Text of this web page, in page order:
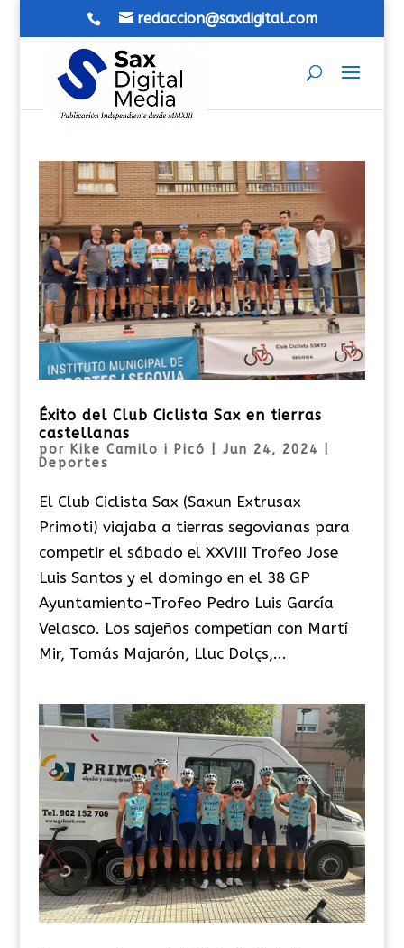
redaccion@saxdigital.com
Éxito del Club Ciclista Sax en tierras
castellanas
por Kike Camilo i Picó Jun 24, 2024
Deportes
El Club Ciclista Sax (Saxun Extrusax
Primoti) viajaba a tierras segovianas para
competir el sábado el XXVIII Trofeo Jose
Luis Santos y el domingo en el 38 GP
Ayuntamiento-Trofeo Pedro Luis García
Velasco. Los sajeños competían con Martí
Mir, Tomás Majarón, Lluc Dolçs,...